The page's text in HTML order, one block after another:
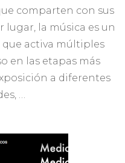
para
bebés.
comparten con sus
lugar, la música es un
activa múltiples
en las etapas más
a diferentes
…